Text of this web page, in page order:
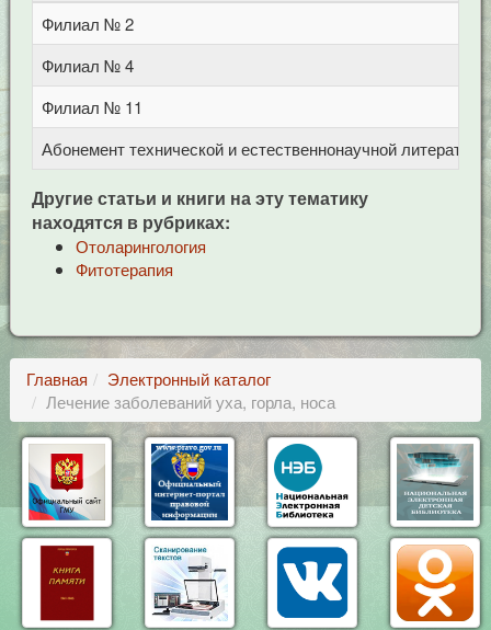
Филиал № 2
Филиал № 4
Филиал № 11
Абонемент технической и естественнонаучной литерат
Другие статьи и книги на эту тематику
находятся в рубриках:
Отоларингология
Фитотерапия
Главная
Электронный каталог
Лечение заболеваний уха, горла, носа